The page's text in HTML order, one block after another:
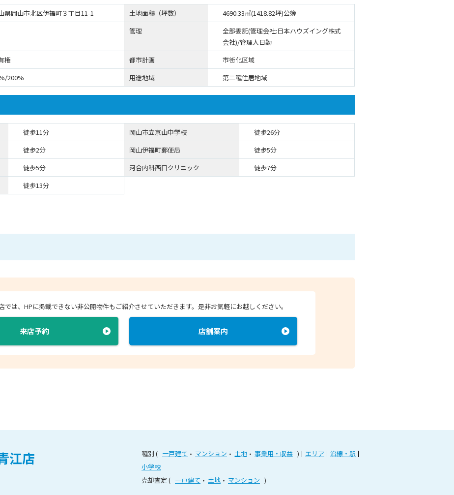
県岡山市北区伊福町３丁目11-1 土地面積（坪数）
4690.33㎡(1418.82坪)公簿
管理
全部委託(管理会社:日本ハウズイング株式
会社)/管理人日勤
権 都市計画
市街化区域
200% 用途地域 第二種住居地域
徒歩11分 岡山市立京山中学校
徒歩26分
徒歩2分 岡山伊福町郵便局
徒歩5分
徒歩5分 河合内科西口クリニック
徒歩7分
徒歩13分
では、HPに掲載できない非公開物件もご紹介させていただきます。 是非お気軽にお越しください。
来店予約 店舗案内
江店 種別 一戸建て マンション 土地 事業用・収益 エリア
沿線・駅
小学校
売却査定
一戸建て 土地 マンション